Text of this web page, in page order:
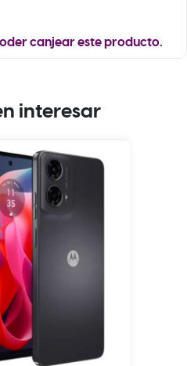
canjear este producto.
interesar